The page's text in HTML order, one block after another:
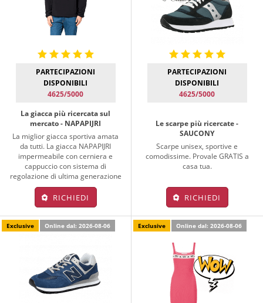
PARTECIPAZIONI
DISPONIBILI
4625/5000
La giacca più ricercata sul
mercato - NAPAPIJRI
La miglior giacca sportiva amata
da tutti. La giacca NAPAPIJRI
impermeabile con cerniera e
cappuccio con sistema di
regolazione di ultima generazione
RICHIEDI
PARTECIPAZIONI
DISPONIBILI
4625/5000
Le scarpe più ricercate -
SAUCONY
Scarpe unisex, sportive e
comodissime. Provale GRATIS a
casa tua.
RICHIEDI
Exclusive Online dal: 2026-08-06 Exclusive Online dal: 2026-08-06